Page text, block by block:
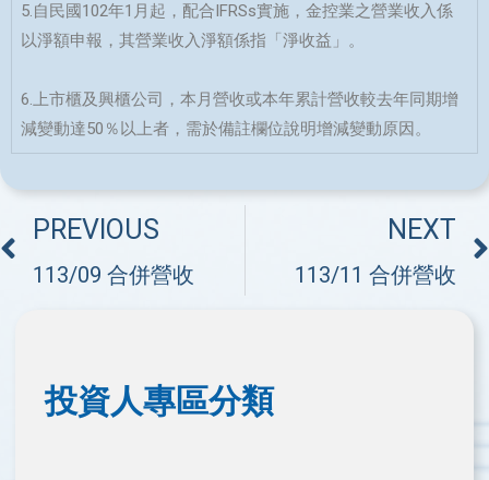
5.自民國102年1月起，配合IFRSs實施，金控業之營業收入係
以淨額申報，其營業收入淨額係指「淨收益」。
6.上市櫃及興櫃公司，本月營收或本年累計營收較去年同期增
減變動達50％以上者，需於備註欄位說明增減變動原因。
PREVIOUS
113/09 合併營收
NEXT
113/11 合併營收
投資人專區分類